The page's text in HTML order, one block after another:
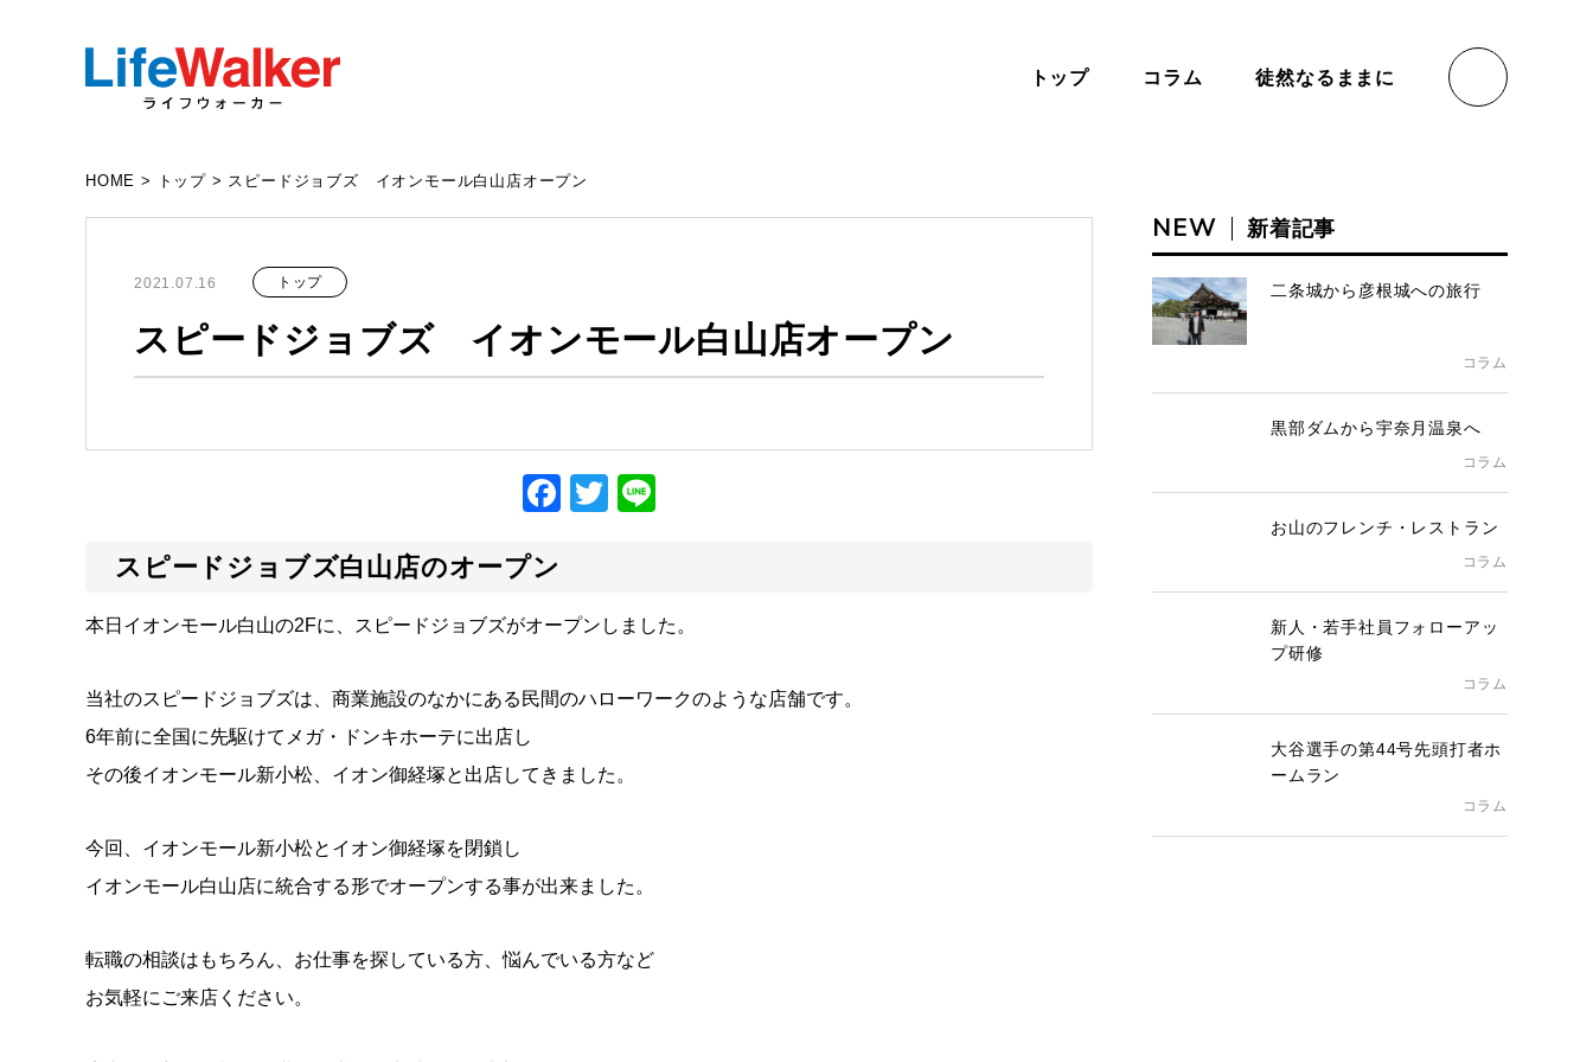
トップ コラム 徒然なるままに
HOME > トップ > スピードジョブズ イオンモール白山店オープン
2021.07.16 トップ
スピードジョブズ イオンモール白山店オープン
Facebook
Twitter
スピードジョブズ白山店のオープン
本日イオンモール白山の2Fに、スピードジョブズがオープンしました。
当社のスピードジョブズは、商業施設のなかにある民間のハローワークのような店舗です。
6年前に全国に先駆けてメガ・ドンキホーテに出店し
その後イオンモール新小松、イオン御経塚と出店してきました。
今回、イオンモール新小松とイオン御経塚を閉鎖し
イオンモール白山店に統合する形でオープンする事が出来ました。
転職の相談はもちろん、お仕事を探している方、悩んでいる方など
お気軽にご来店ください。
NEW 新着記事
二条城から彦根城への旅行
コラム
黒部ダムから宇奈月温泉へ
コラム
お山のフレンチ・レストラン
コラム
新人・若手社員フォローアッ
プ研修
コラム
大谷選手の第44号先頭打者ホ
ームラン
コラム